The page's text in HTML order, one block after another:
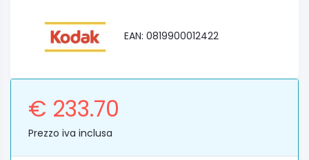
EAN: 0819900012422
€ 233.70
Prezzo iva inclusa